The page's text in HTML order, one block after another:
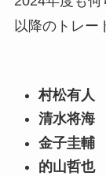
以降のトレー
村松有人
清水将海
金子圭輔
的山哲也